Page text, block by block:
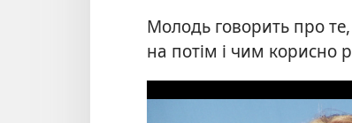
Молодь говорить про
на потім і чим корисно